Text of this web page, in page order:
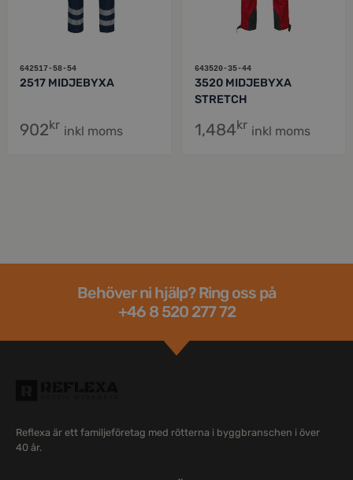
642517-58-54
2517 MIDJEBYXA
902kr inkl moms
643520-35-44
3520 MIDJEBYXA
STRETCH
1,484kr inkl moms
Behöver ni hjälp? Ring oss på
+46 8 520 277 72
Reflexa är ett familjeföretag med rötterna i byggbranschen i över
40 år.